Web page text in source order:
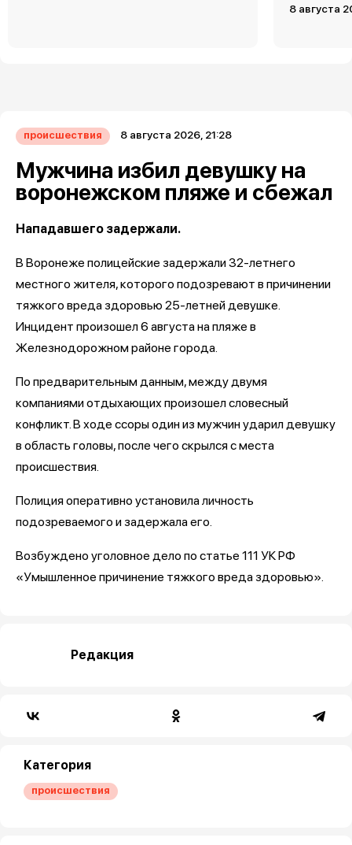
8 августа
происшествия 8 августа 2026, 21:28
Мужчина избил девушку на
воронежском пляже и сбежал
Нападавшего задержали.
В Воронеже полицейские задержали 32-летнего
местного жителя, которого подозревают в причинении
тяжкого вреда здоровью 25-летней девушке.
Инцидент произошел 6 августа на пляже в
Железнодорожном районе города.
По предварительным данным, между двумя
компаниями отдыхающих произошел словесный
конфликт. В ходе ссоры один из мужчин ударил девушку
в область головы, после чего скрылся с места
происшествия.
Полиция оперативно установила личность
подозреваемого и задержала его.
Возбуждено уголовное дело по статье 111 УК РФ
«Умышленное причинение тяжкого вреда здоровью».
Редакция
Категория
происшествия